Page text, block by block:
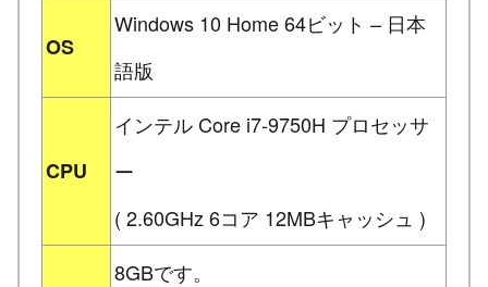
OS
Windows 10 Home 64ビット – 日本
語版
CPU
インテル Core i7-9750H プロセッサ
ー
( 2.60GHz 6コア 12MBキャッシュ )
8GBです。